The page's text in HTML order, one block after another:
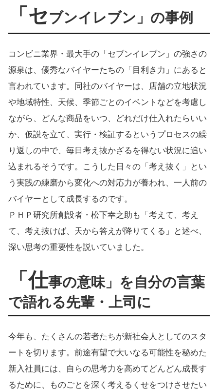
「セブンイレブン」の事例
コンビニ業界・最大手の「セブンイレブン」の強さの
源泉は、優秀なバイヤーたちの「目利き力」にあると
言われています。同社のバイヤーは、店舗の立地状況
や地域特性、天候、季節ごとのイベントなどを考慮し
ながら、どんな商品をいつ、どれだけ仕入れたらいい
か、仮説を立て、実行・検証するというプロセスの繰
り返しの中で、毎日考え抜かざるを得ない状況に追い
込まれるそうです。こうした日々の「考え抜く」とい
う実践の練磨から変化への対応力が養われ、一人前の
バイヤーとして成長するのです。
ＰＨＰ研究所創設者・松下幸之助も「考えて、考え
て、考え抜けば、天から答えが降りてくる」と述べ、
深い思考の重要性を説いていました。
「仕事の意味」を自分の言葉
で語れる先輩・上司に
今年も、たくさんの若者たちが新社会人としてのスタ
ートを切ります。前途有望で大いなる可能性を秘めた
新入社員には、自らの思考力を高めてどんどん成長す
るために、ものごとを深く考えるくせをつけさせたい